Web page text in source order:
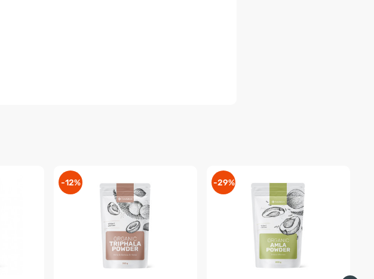
-12% -29%